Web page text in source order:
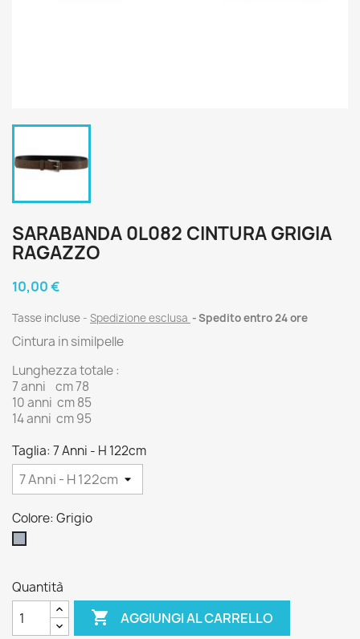
SARABANDA 0L082 CINTURA GRIGIA
RAGAZZO
10,00 €
Tasse incluse Spedizione esclusa Spedito entro 24 ore
Cintura in similpelle
Lunghezza totale :
7 anni cm 78
10 anni cm 85
14 anni cm 95
Taglia: 7 Anni - H 122cm
Colore: Grigio
Quantità
 AGGIUNGI AL CARRELLO